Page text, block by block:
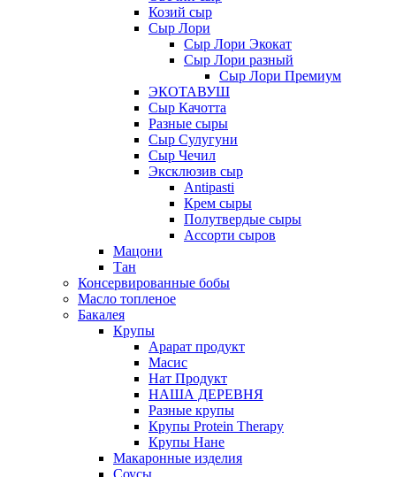
Козий сыр
Сыр Лори
Сыр Лори Экокат
Сыр Лори разный
Сыр Лори Премиум
ЭКОТАВУШ
Сыр Качотта
Разные сыры
Сыр Сулугуни
Сыр Чечил
Эксклюзив сыр
Antipasti
Крем сыры
Полутвердые сыры
Ассорти сыров
Мацони
Тан
Консервированные бобы
Масло топленое
Бакалея
Крупы
Арарат продукт
Масис
Нат Продукт
НАША ДЕРЕВНЯ
Разные крупы
Крупы Protein Therapy
Крупы Нане
Макаронные изделия
Соусы